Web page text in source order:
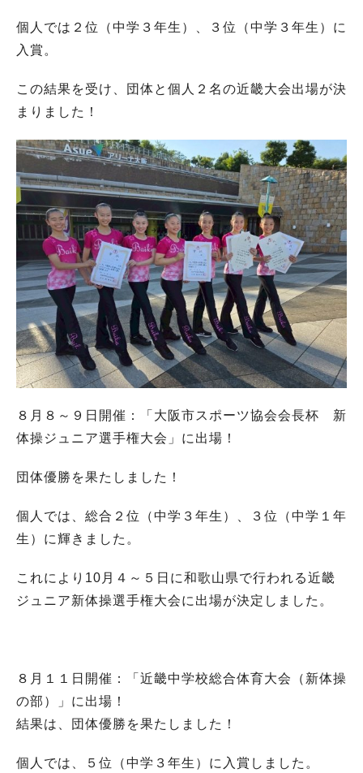
個人では２位（中学３年生）、３位（中学３年生）に
入賞。
この結果を受け、団体と個人２名の近畿大会出場が決
まりました！
８月８～９日開催：「大阪市スポーツ協会会長杯 新
体操ジュニア選手権大会」に出場！
団体優勝を果たしました！
個人では、総合２位（中学３年生）、３位（中学１年
生）に輝きました。
これにより10月４～５日に和歌山県で行われる近畿
ジュニア新体操選手権大会に出場が決定しました。
８月１１日開催：「近畿中学校総合体育大会（新体操
の部）」に出場！
結果は、団体優勝を果たしました！
個人では、５位（中学３年生）に入賞しました。